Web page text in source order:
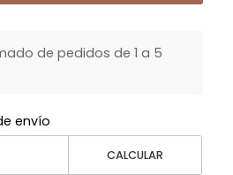
de pedidos de 1 a 5
envío
CALCULAR